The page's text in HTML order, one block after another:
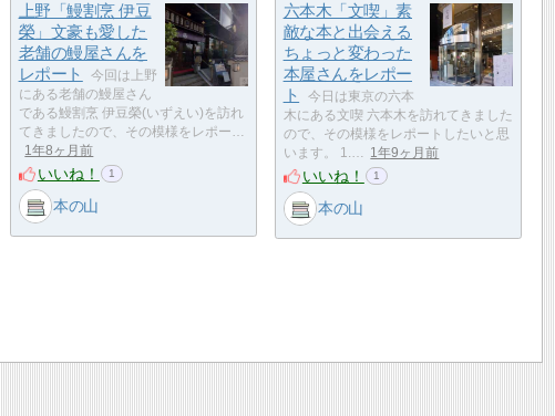
上野「鰻割烹 伊豆
榮」文豪も愛した
老舗の鰻屋さんを
レポート
今回は上野
にある老舗の鰻屋さん
である鰻割烹 伊豆榮(いずえい)を訪れ
てきましたので、その模様をレポー…
1年8ヶ月前
いいね！ 1
本の山
六本木「文喫」素
敵な本と出会える
ちょっと変わった
本屋さんをレポー
ト
今日は東京の六本
木にある文喫 六本木を訪れてきました
ので、その模様をレポートしたいと思
います。 1.… 1年9ヶ月前
いいね！ 1
本の山